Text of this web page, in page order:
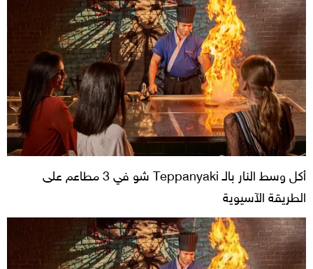
أكل وسط النار بالـ Teppanyaki شو في 3 مطاعم على
الطريقة الآسيوية